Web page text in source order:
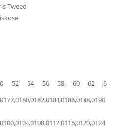
Tweed
52 54 56 58 60 62
64
177,0180,0182,0184,0186,0188,0190,0
100,0104,0108,0112,0116,0120,0124,0